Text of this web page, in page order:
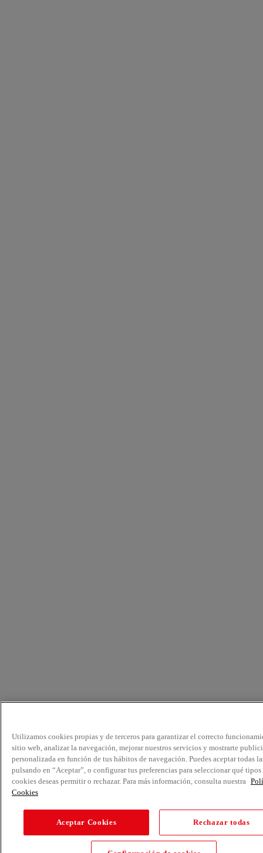
Utilizamos cookies propias y de terceros para garantizar el correcto
sitio web, analizar la navegación, mejorar nuestros servicios y mostrarte
personalizada en función de tus hábitos de navegación. Puedes aceptar todas
pulsando en “Aceptar”, o configurar tus preferencias para seleccionar qué tipos
cookies deseas permitir o rechazar. Para más información, consulta nuestra
Cookies
Aceptar Cookies Rechazar todas